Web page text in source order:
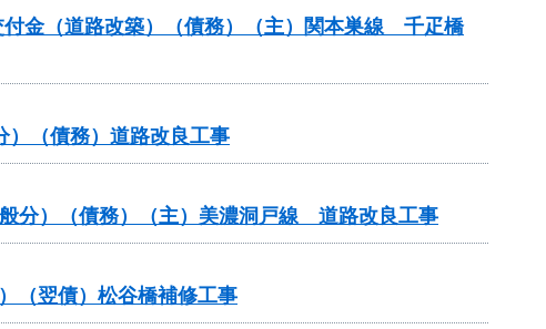
金（道路改築）（債務）（主）関本巣線 千疋橋
）（債務）道路改良工事
分）（債務）（主）美濃洞戸線 道路改良工事
（翌債）松谷橋補修工事